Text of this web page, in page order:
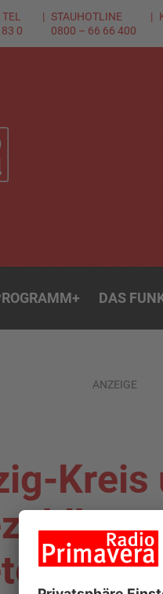
0
STAUHOTLINE
0800 – 66 66 400
+ DAS
ANZEIGE
Kreis
ein